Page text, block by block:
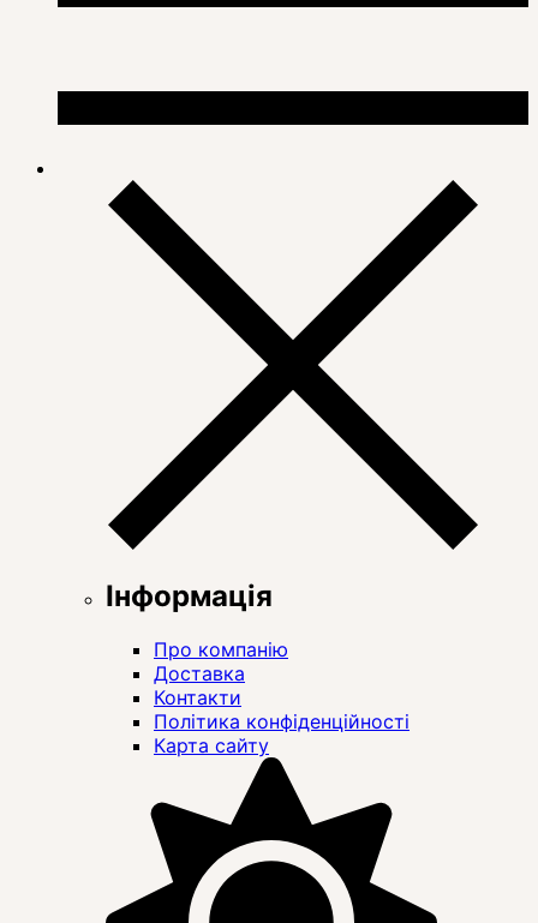
Інформація
Про компанію
Доставка
Контакти
Політика конфіденційності
Карта сайту